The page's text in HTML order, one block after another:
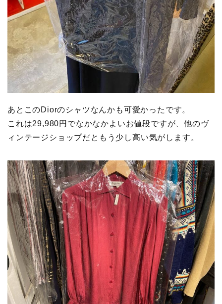
あとこのDiorのシャツなんかも可愛かったです。
これは29,980円でなかなかよいお値段ですが、他のヴ
ィンテージショップだともう少し高い気がします。